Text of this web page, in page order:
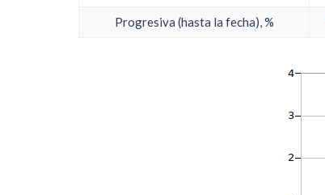
Progresiva (hasta la fecha), %